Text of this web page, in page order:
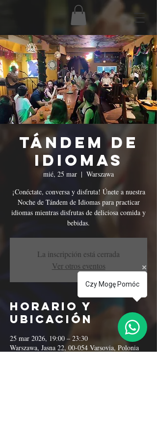
Tándem de
Idiomas
mié, 25 mar
  |
Warszawa
¡Conéctate, conversa y disfruta! Únete a nuestra
Noche de Tándem de Idiomas para practicar
idiomas mientras disfrutas de deliciosa comida y
bebidas.
La inscripción está cerrada
Ver otros eventos
Horario y
ubicación
25 mar 2026, 19:00 – 23:30
Warszawa, Jasna 22, 00-054 Varsovia, Polonia
Czy Mogę Pomóc